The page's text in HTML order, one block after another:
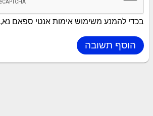
בכדי להמנע משימוש אימות אנטי ספאם נא,